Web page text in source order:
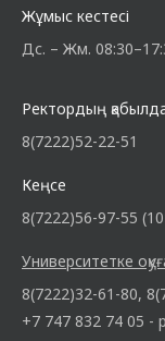
Жұмыс кестесі
Дс. – Жм.
Ректордың
8(7222)52-22-51
Кеңсе
8(7222)56-97-55
Университетке
8(7222)32-61-80,
+7 747 832 74 05 -